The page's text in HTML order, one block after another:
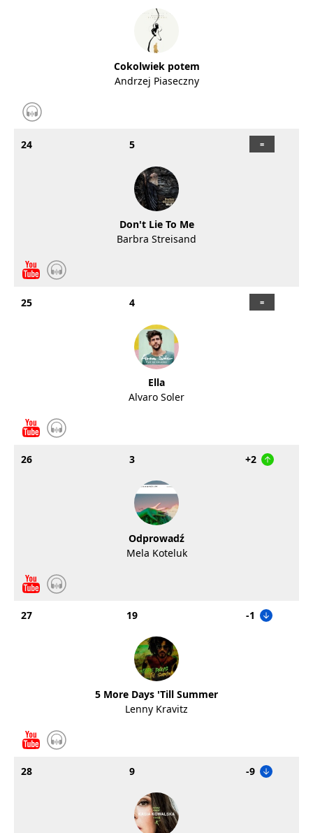
Cokolwiek potem
Andrzej Piaseczny
24 5
Don't Lie To Me
Barbra Streisand
25 4
Ella
Alvaro Soler
26 3 +2
Odprowadź
Mela Koteluk
27 19 -1
5 More Days 'Till Summer
Lenny Kravitz
28 9 -9